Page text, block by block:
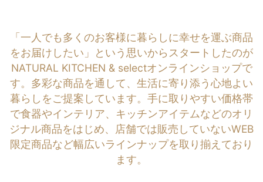
「一人でも多くのお客様に暮らしに幸せを運ぶ商品
をお届けしたい」という思いからスタートしたのが
NATURAL KITCHEN & selectオンラインショップで
す。多彩な商品を通して、生活に寄り添う心地よい
暮らしをご提案しています。手に取りやすい価格帯
で食器やインテリア、キッチンアイテムなどのオリ
ジナル商品をはじめ、店舗では販売していないWEB
限定商品など幅広いラインナップを取り揃えており
ます。